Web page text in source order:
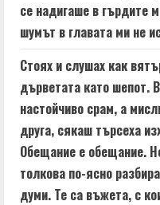
се надигаше в гърдите
шумът в главата ми не
Стоях и слушах как
дърветата като шепот.
настойчиво срам, а
друга, сякаш търсеха
Обещание е обещание.
толкова по-ясно
думи. Те са въжета, с